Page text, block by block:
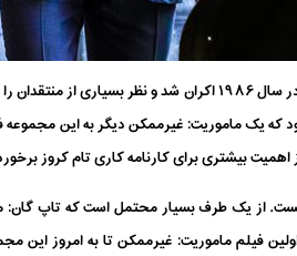
نقش به یاد ماندنی ماوریک در فیلم تاپ گان را شاید شما نیز به خاطر داشته
که یک ماموریت: غیرممکن دیگر به این
بیشتری برای کارنامه کاری تام کروز
فیلم ماموریت: غیرممکن تا به امروز